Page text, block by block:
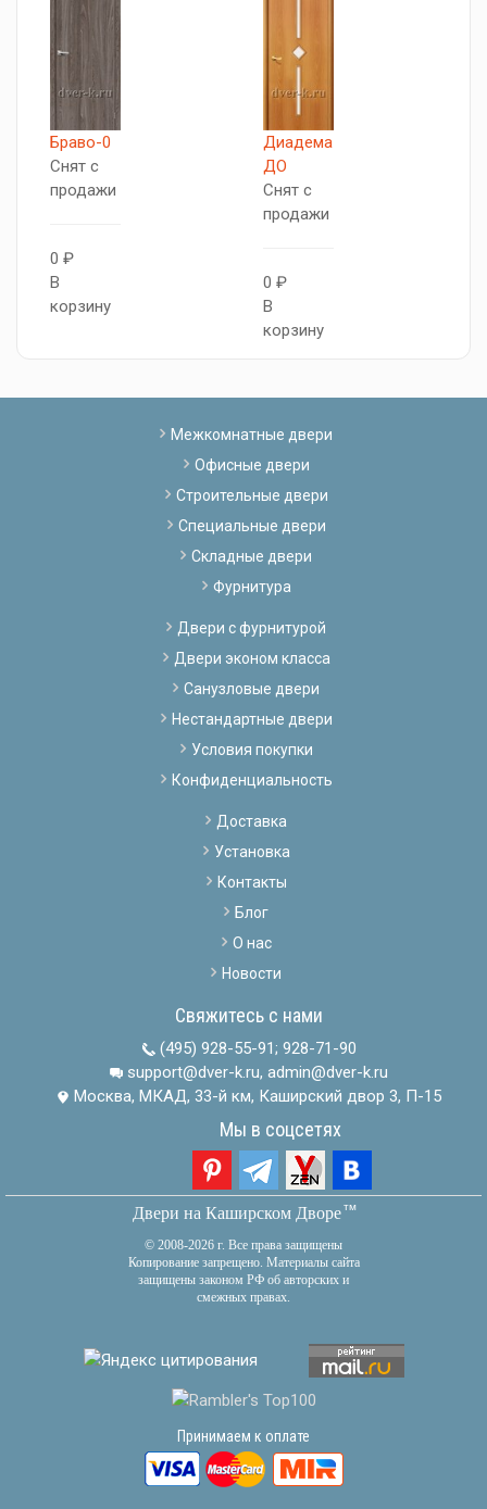
Браво-0
Снят с
продажи
0 ₽
В
корзину
Диадема
ДО
Снят с
продажи
0 ₽
В
корзину
Межкомнатные двери
Офисные двери
Строительные двери
Специальные двери
Складные двери
Фурнитура
Двери с фурнитурой
Двери эконом класса
Санузловые двери
Нестандартные двери
Условия покупки
Конфиденциальность
Доставка
Установка
Контакты
Блог
О нас
Новости
Свяжитесь с нами
(495) 928-55-91; 928-71-90
support@dver-k.ru, admin@dver-k.ru
Москва, МКАД, 33-й км, Каширский двор 3, П-15
Мы в соцсетях
Двери на Каширском Дворетм
© 2008-2026 г. Все права защищены
Копирование запрещено. Материалы сайта
защищены законом РФ об авторских и
смежных правах.
Принимаем к оплате